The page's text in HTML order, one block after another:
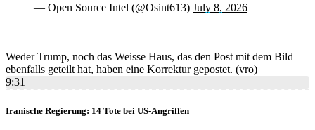
— Open Source Intel (@Osint613) July 8, 2026
Weder Trump, noch das Weisse Haus, das den Post mit dem Bild
ebenfalls geteilt hat, haben eine Korrektur gepostet. (vro)
9:31
Iranische Regierung: 14 Tote bei US-Angriffen